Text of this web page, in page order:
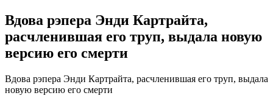
Вдова рэпера Энди Картрайта,
расчленившая его труп, выдала новую
версию его смерти
Вдова рэпера Энди Картрайта, расчленившая его труп, выдала
новую версию его смерти